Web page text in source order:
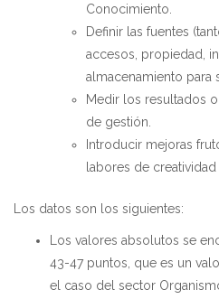
Conocimiento.
Definir las fuentes
accesos, propiedad,
almacenamiento para
Medir los resultados
de gestión.
Introducir mejoras
labores de
Los datos son los siguientes:
Los valores absolutos se
43-47 puntos, que es un
el caso del sector